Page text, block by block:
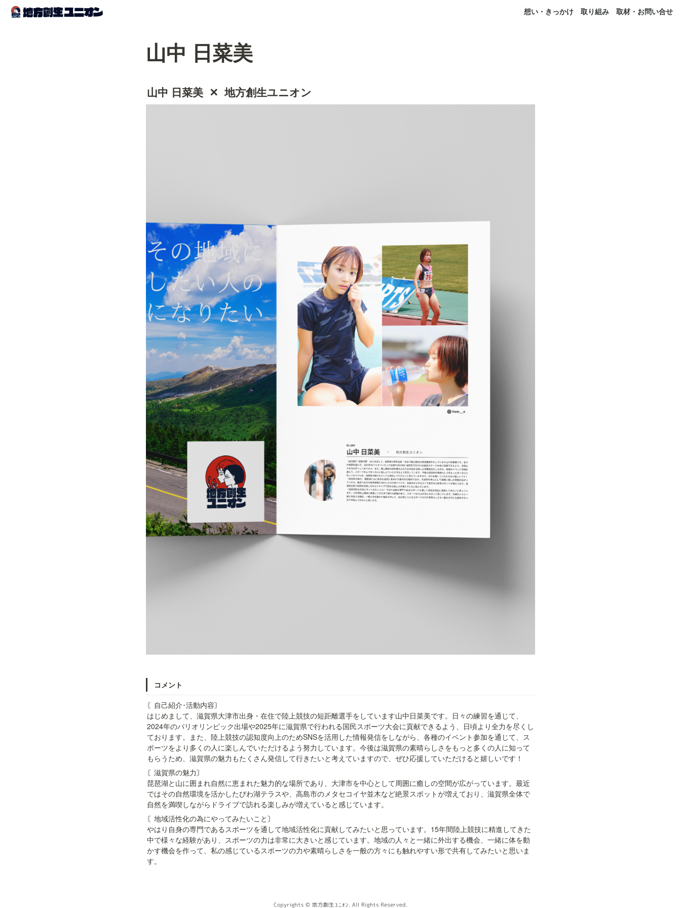
想い・きっかけ 取り組み 取材・お問い合せ
山中 日菜美
山中 日菜美  ✕  地方創生ユニオン
コメント
〘自己紹介･活動内容〙
はじめまして、滋賀県大津市出身・在住で陸上競技の短距離選手をしています山中日菜美です。日々の練習を通じて、
2024年のパリオリンピック出場や2025年に滋賀県で行われる国民スポーツ大会に貢献できるよう、日頃より全力を尽くし
ております。また、陸上競技の認知度向上のためSNSを活用した情報発信をしながら、各種のイベント参加を通じて、ス
ポーツをより多くの人に楽しんでいただけるよう努力しています。今後は滋賀県の素晴らしさをもっと多くの人に知って
もらうため、滋賀県の魅力もたくさん発信して行きたいと考えていますので、ぜひ応援していただけると嬉しいです！
〘滋賀県の魅力〙
琵琶湖と山に囲まれ自然に恵まれた魅力的な場所であり、大津市を中心として周囲に癒しの空間が広がっています。最近
ではその自然環境を活かしたびわ湖テラスや、高島市のメタセコイヤ並木など絶景スポットが増えており、滋賀県全体で
自然を満喫しながらドライブで訪れる楽しみが増えていると感じています。
〘地域活性化の為にやってみたいこと〙
やはり自身の専門であるスポーツを通して地域活性化に貢献してみたいと思っています。15年間陸上競技に精進してきた
中で様々な経験があり、スポーツの力は非常に大きいと感じています。地域の人々と一緒に外出する機会、一緒に体を動
かす機会を作って、私の感じているスポーツの力や素晴らしさを一般の方々にも触れやすい形で共有してみたいと思いま
す。